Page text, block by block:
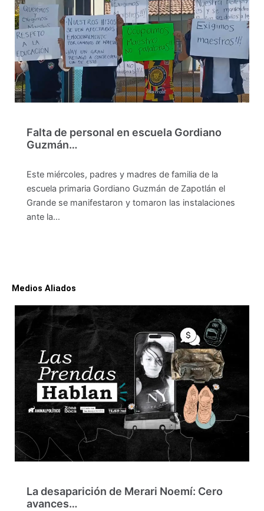
Falta de personal en escuela Gordiano
Guzmán…
Este miércoles, padres y madres de familia de la
escuela primaria Gordiano Guzmán de Zapotlán el
Grande se manifestaron y tomaron las instalaciones
ante la…
Medios Aliados
La desaparición de Merari Noemí: Cero
avances…